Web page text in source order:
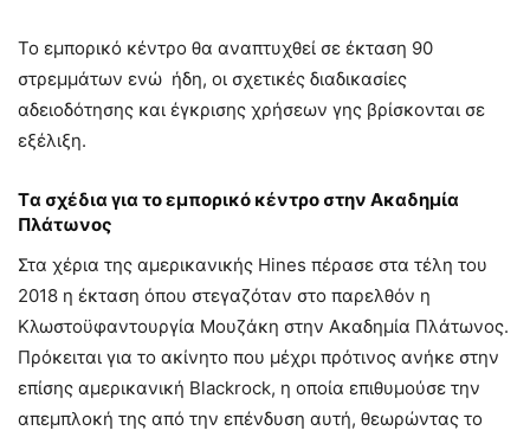
Το εμπορικό κέντρο θα αναπτυχθεί σε έκταση 90
στρεμμάτων ενώ ήδη, οι σχετικές διαδικασίες
αδειοδότησης και έγκρισης χρήσεων γης βρίσκονται σε
εξέλιξη.
Tα σχέδια για το εμπορικό κέντρο στην Ακαδημία
Πλάτωνος
Στα χέρια της αμερικανικής Hines πέρασε στα τέλη του
2018 η έκταση όπου στεγαζόταν στο παρελθόν η
Κλωστοϋφαντουργία Μουζάκη στην Ακαδημία Πλάτωνος.
Πρόκειται για το ακίνητο που μέχρι πρότινος ανήκε στην
επίσης αμερικανική Blackrock, η οποία επιθυμούσε την
απεμπλοκή της από την επένδυση αυτή, θεωρώντας το